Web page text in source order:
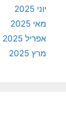
יוני 2025
מאי 2025
אפריל 2025
מרץ 2025